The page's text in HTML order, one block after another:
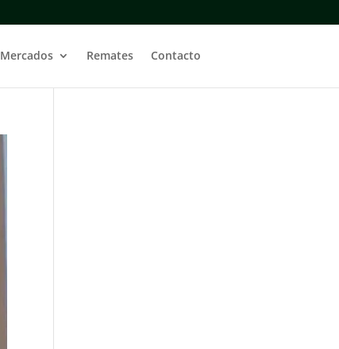
Mercados Remates Contacto